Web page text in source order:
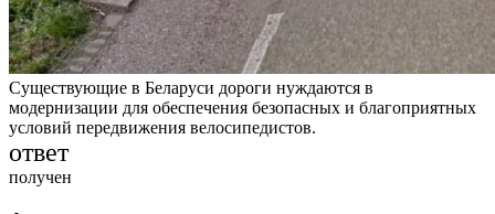
Существующие в Беларуси дороги нуждаются в
модернизации для обеспечения безопасных и благоприятных
условий передвижения велосипедистов.
ответ
получен